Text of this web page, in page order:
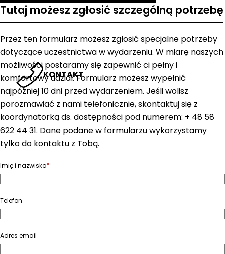
KONTAKT
Tutaj możesz zgłosić szczególną potrzebę
Przez ten formularz możesz zgłosić specjalne potrzeby
dotyczące uczestnictwa w wydarzeniu. W miarę naszych
możliwości postaramy się zapewnić ci pełny i
komfortowy udział. Formularz możesz wypełnić
najpóźniej 10 dni przed wydarzeniem. Jeśli wolisz
porozmawiać z nami telefonicznie, skontaktuj się z
koordynatorką ds. dostępności pod numerem: + 48 58
622 44 31. Dane podane w formularzu wykorzystamy
tylko do kontaktu z Tobą.
Imię i nazwisko*
Telefon
Adres email